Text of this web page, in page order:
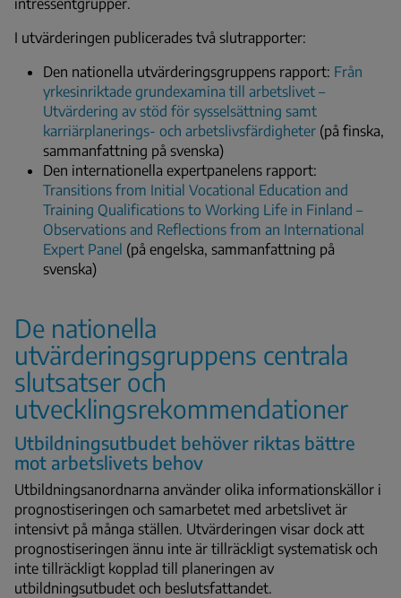
I utvärderingen publicerades två slutrapporter:
Den nationella utvärderingsgruppens rapport: Från
yrkesinriktade grundexamina till arbetslivet –
Utvärdering av stöd för sysselsättning samt
karriärplanerings- och arbetslivsfärdigheter (på finska,
sammanfattning på svenska)
Den internationella expertpanelens rapport:
Transitions from Initial Vocational Education and
Training Qualifications to Working Life in Finland –
Observations and Reflections from an International
Expert Panel (på engelska, sammanfattning på
svenska)
De nationella
utvärderingsgruppens centrala
slutsatser och
utvecklingsrekommendationer
Utbildningsutbudet behöver riktas bättre
mot arbetslivets behov
Utbildningsanordnarna använder olika informationskällor i
prognostiseringen och samarbetet med arbetslivet är
intensivt på många ställen. Utvärderingen visar dock att
prognostiseringen ännu inte är tillräckligt systematisk och
inte tillräckligt kopplad till planeringen av
utbildningsutbudet och beslutsfattandet.